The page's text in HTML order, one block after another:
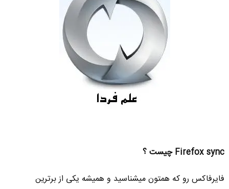
Firefox sync چیست ؟
فایرفاکس رو که همتون میشناسید و همیشه یکی از برترین